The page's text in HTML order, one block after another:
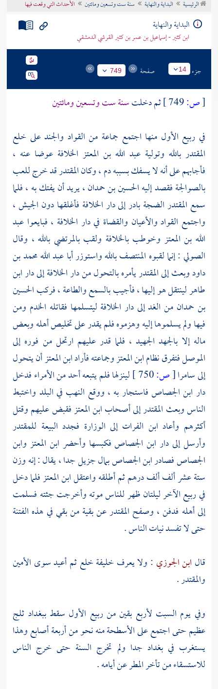
تراجم الأعلام
الرئيسية البداية والنهاية سنة ست وتسعين ومائتين الأحداث التي وقعت فيها
البداية والنهاية
ابن كثير - إسماعيل بن عمر بن كثير القرشي الدمشقي
جزء 14 صفحة 749
[ص: ثم دخلتسنة ست وتسعين ومائتين
في ربيع الأول منها اجتمع جماعة من القواد والجند على خلع
المقتدر بالله وتوليةعبد الله بن المعتز الخلافة عوضا عنه ،
فأجابهم على أنه لا يسفك بسببه دم ، وكانالمقتدرقد خرج للعب
بالصوالجة فقصد إليهالحسين بن حمدان ،يريد أن يفتك به ، فلما
سمع المقتدرالضجة بادر إلى دار الخلافة فأغلقها دون الجيش ،
واجتمع القواد والأعيان والقضاة في دار الخلافة ، فبايعوا عبد
الله بن المعتز وخوطب بالخلافة ولقببالمرتضي بالله ، وقال
الصولي : إنما لقبوه المنتصف باللهواستوزرأبا عبد الله محمد بن
داودوبعث إلىالمقتدريأمره بالتحول من دار الخلافة إلى دارابن
طاهرلينتقل هو إليها ، فأجيب بالسمع والطاعة ، فركبالحسين
بن حمدان من الغد إلى دار الخلافة ليتسلمها فقاتله الخدم ومن
فيها ولم يسلموها إليه وهزموه فلم يقدر على تخليص أهله وبعض
ماله إلا بالجهد الجهيد ، فلما قدر عليهم ارتحل من فوره إلى
الموصلفتفرق نظامابن المعتزوجماعته فأرادابن المعتزأن يتحول
إلىسامرا[ص:
لينزلها فلم يتبعه أحد من الأمراء فدخل
دار ابن الجصاصفاستجار به ، ووقع النهب في البلد واختبط
الناس وبعث المقتدرإلى أصحابابن المعتزفقبض عليهم وقتل
أكثرهم وأعاد ابن الفراتإلى الوزارة فجدد البيعة للمقتدر
وأرسل إلى دار ابن الجصاصفكبسها وأحضر ابن المعتز وابن
الجصاصفصادرابن الجصاصبمال جزيل جدا ، يقال : إنه وزن
ستة عشر ألف ألف درهم ثم أطلقه واعتقلابن المعتزفلما دخل
في ربيع الآخر ليلتان ظهر للناس موته وأخرجت جثته فسلمت
إلى أهله فدفن ، وصفح المقتدرعن بقية من بقي في هذه الفتنة
حتى لا تفسد نيات الناس .
قال ابن الجوزي : ولا يعرف خليفة خلع ثم أعيد سوى الأمين
والمقتدر.
وفي يوم السبت لأربع بقين من ربيع الأول سقط ببغداد ثلج
عظيم حتى اجتمع على الأسطحة منه نحو من أربعة أصابع وهذا
يستغرب فيبغداد جدا ولم تخرج السنة حتى خرج الناس
للاستسقاء من تأخر المطر عن أيامه .